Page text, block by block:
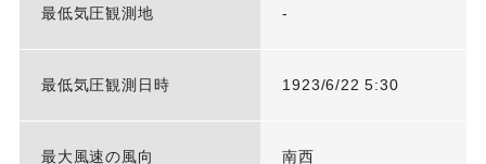
最低気圧観測地 -
最低気圧観測日時 1923/6/22 5:30
最大風速の風向 南西